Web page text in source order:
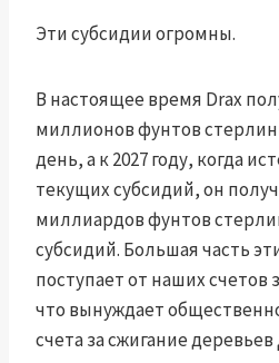
Эти субсидии огромны.
В настоящее время Drax
миллионов фунтов
день, а к 2027 году, когда
текущих субсидий, он
миллиардов фунтов
субсидий. Большая часть
поступает от наших счетов
что вынуждает
счета за сжигание деревьев